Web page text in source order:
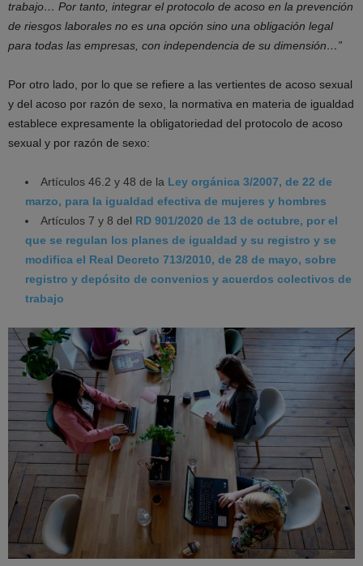
trabajo… Por tanto, integrar el protocolo de acoso en la prevención
de riesgos laborales no es una opción sino una obligación legal
para todas las empresas, con independencia de su dimensión…”
Por otro lado, por lo que se refiere a las vertientes de acoso sexual
y del acoso por razón de sexo, la normativa en materia de igualdad
establece expresamente la obligatoriedad del protocolo de acoso
sexual y por razón de sexo:
Artículos 46.2 y 48 de la Ley orgánica 3/2007, de 22 de
marzo, para la igualdad efectiva de mujeres y hombres
Artículos 7 y 8 del RD 901/2020 de 13 de octubre, por el
que se regulan los planes de igualdad y su registro y se
modifica el Real Decreto 713/2010, de 28 de mayo, sobre
registro y depósito de convenios y acuerdos colectivos de
trabajo